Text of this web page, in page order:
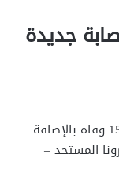
11 وفاة و2399 اصابة جديدة
(كونا) -اعلنت السعودية اليوم الاحد تسجيل 15 وفاة بالإضافة
المستجد –